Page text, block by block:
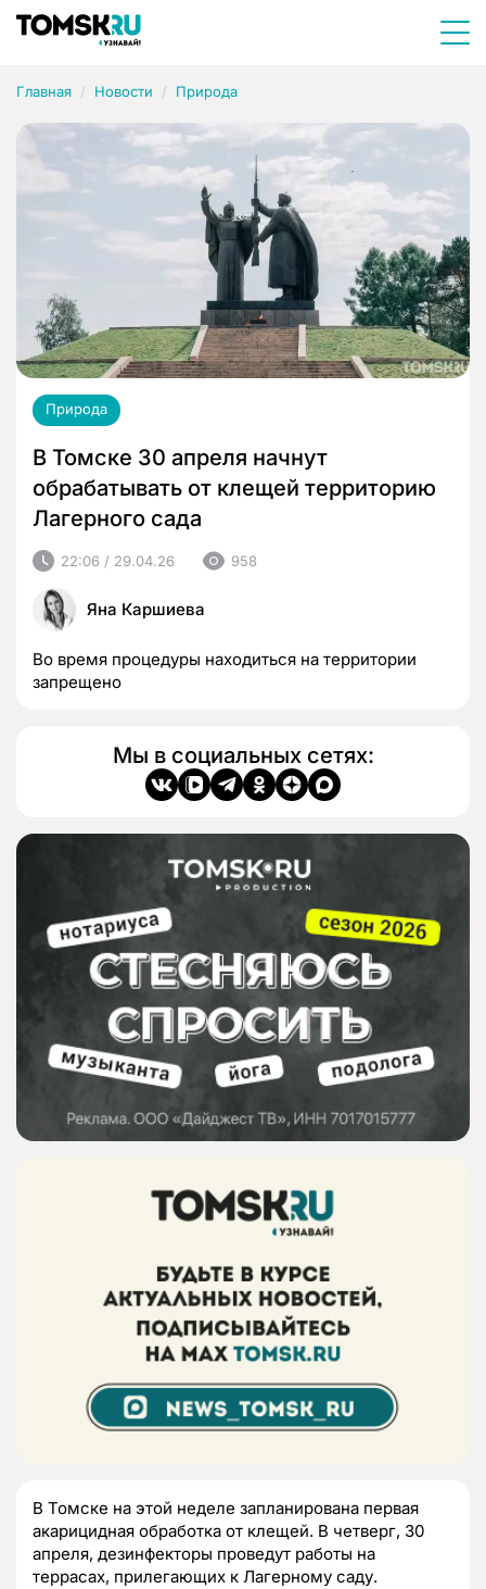
Главная Новости Природа
Природа
В Томске 30 апреля начнут
обрабатывать от клещей территорию
Лагерного сада
22:06 / 29.04.26 958
Яна Каршиева
Во время процедуры находиться на территории
запрещено
Мы в социальных сетях:
В Томске на этой неделе запланирована первая
акарицидная обработка от клещей. В четверг, 30
апреля, дезинфекторы проведут работы на
террасах, прилегающих к Лагерному саду.